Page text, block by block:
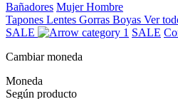
Bañadores MujerHombre
Tapones Lentes Gorras Boyas Ver
SALE
SALE
Cambiar moneda
Moneda
Según producto